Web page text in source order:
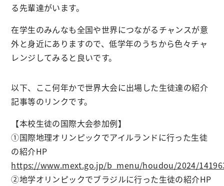
る先輩達がいます。
在学生のみんなも全国や世界につながるチャンスが意
外と身近にありますので、低学年のうちから色々チャ
レンジしてみると良いです。
以下、ここ何年かで世界大会に出場した生徒達の紹介
記事等のリンクです。
【本校生徒の国際大会参加例】
①国際地理オリンピックでアイルランドに行った生徒
の紹介HP
https://www.mext.go.jp/b_menu/houdou/2024/
②地学オリンピックでブラジルに行った生徒の紹介HP